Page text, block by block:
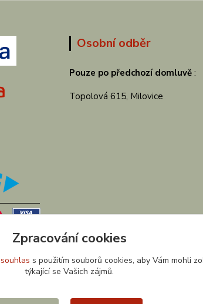
Osobní odběr
Pouze po předchozí domluvě :
Topolová 615, Milovice
Zpracování cookies
souhlas s použitím souborů cookies, aby Vám mohli
týkající se Vašich zájmů.